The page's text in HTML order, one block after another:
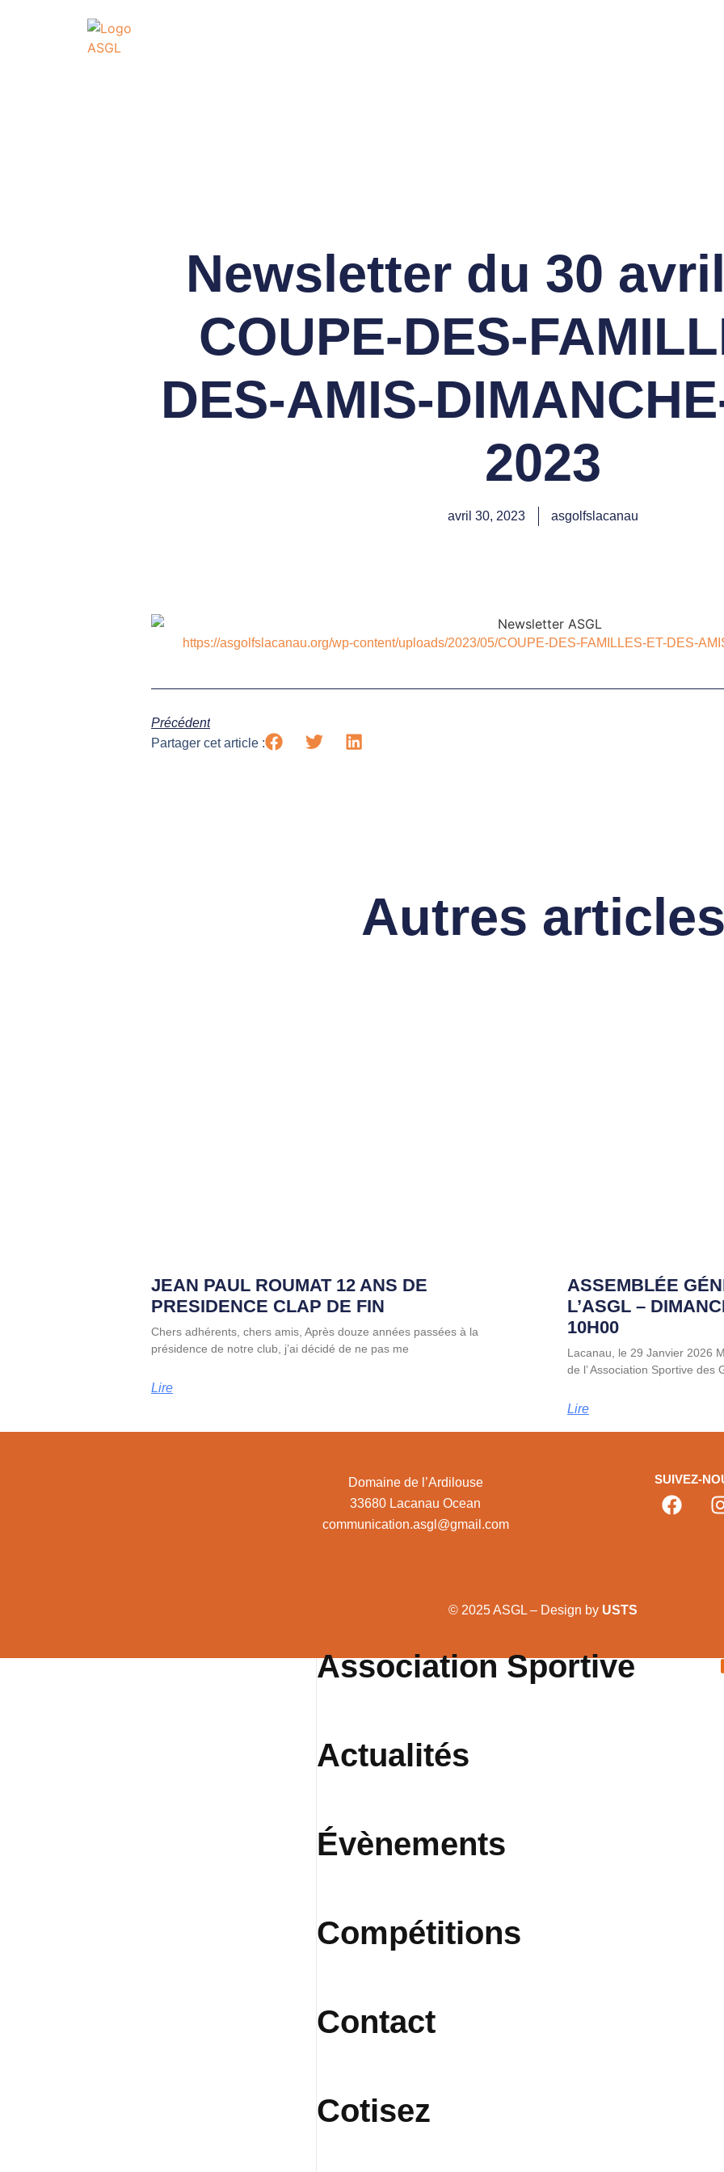
Newsletter du 30
COUPE-DES-
DES-AMIS-
2023
avril 30, 2023 asgolfslacanau
https://asgolfslacanau.org/wp-content/uploads/2023/05/COUPE-DES-FAMILLES-ET-DES-
Précédent
Partager cet article :
Autres
JEAN PAUL ROUMAT 12 ANS DE
PRESIDENCE CLAP DE FIN
Chers adhérents, chers amis, Après douze années passées à la
présidence de notre club, j’ai décidé de ne pas me
Lire
ASSEMBLÉE
L’ASGL –
10H00
Lacanau, le 29 Janvier 2026
de l’ Association Sportive des
Lire
Domaine de l’Ardilouse
33680 Lacanau Ocean
communication.asgl@gmail.com
SUIVEZ-
© 2025 ASGL – Design by USTS
Association Sportive
Actualités
Évènements
Compétitions
Contact
Cotisez